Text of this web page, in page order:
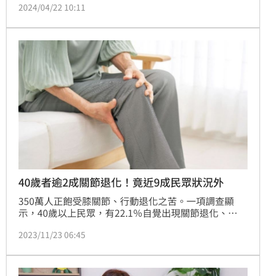
2024/04/22 10:11
40歲者逾2成關節退化！竟近9成民眾狀況外
350萬人正飽受膝關節、行動退化之苦。一項調查顯
示，40歲以上民眾，有22.1％自覺出現關節退化、
節液會逐漸流失，進而影響活動度，像是上下樓梯，或
退化的警訊，一定要多加注意。（記者：簡浩正）
2023/11/23 06:45